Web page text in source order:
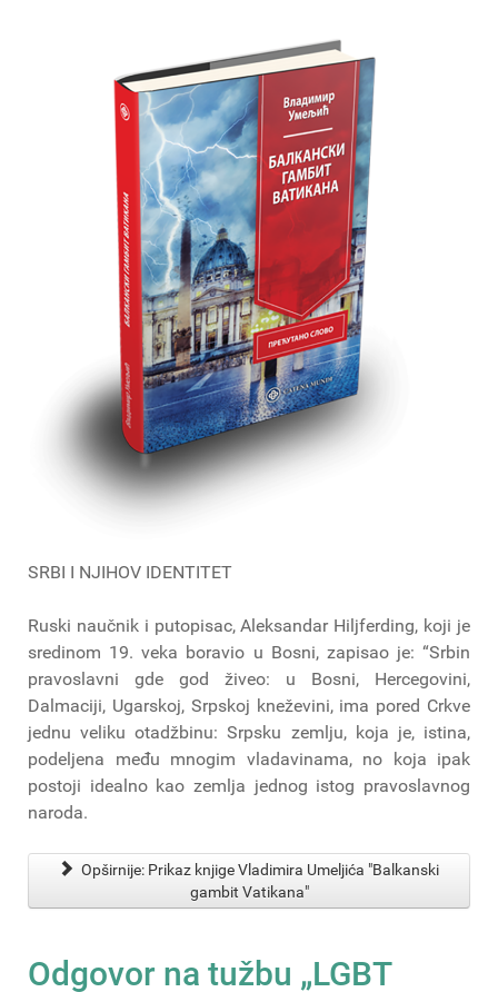
SRBI I NJIHOV IDENTITET
Ruski naučnik i putopisac, Aleksandar Hiljferding, koji je
sredinom 19. veka boravio u Bosni, zapisao je: “Srbin
pravoslavni gde god živeo: u Bosni, Hercegovini,
Dalmaciji, Ugarskoj, Srpskoj kneževini, ima pored Crkve
jednu veliku otadžbinu: Srpsku zemlju, koja je, istina,
podeljena među mnogim vladavinama, no koja ipak
postoji idealno kao zemlja jednog istog pravoslavnog
naroda.
Opširnije: Prikaz knjige Vladimira Umeljića "Balkanski
gambit Vatikana"
Odgovor na tužbu „LGBT